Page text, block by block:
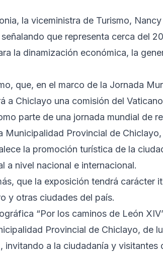
la viceministra de Turismo,
que representa cerca del
la dinamización económica, la
que, en el marco de la Jornada
a Chiclayo una comisión del
parte de una jornada mundial de
Municipalidad Provincial de
la promoción turística de la
a nivel nacional e internacional.
que la exposición tendrá carácter
y otras ciudades del país.
“Por los caminos de León
Provincial de Chiclayo, de
invitando a la ciudadanía y